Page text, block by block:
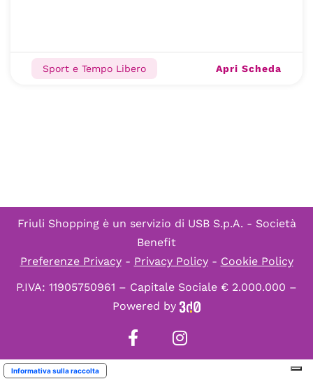
Sport e Tempo Libero Apri Scheda
Friuli Shopping è un servizio di USB S.p.A. - Società
Benefit
Preferenze Privacy- Privacy Policy- Cookie Policy
P.IVA: 11905750961 – Capitale Sociale € 2.000.000 –
Powered by
Informativa sulla raccolta